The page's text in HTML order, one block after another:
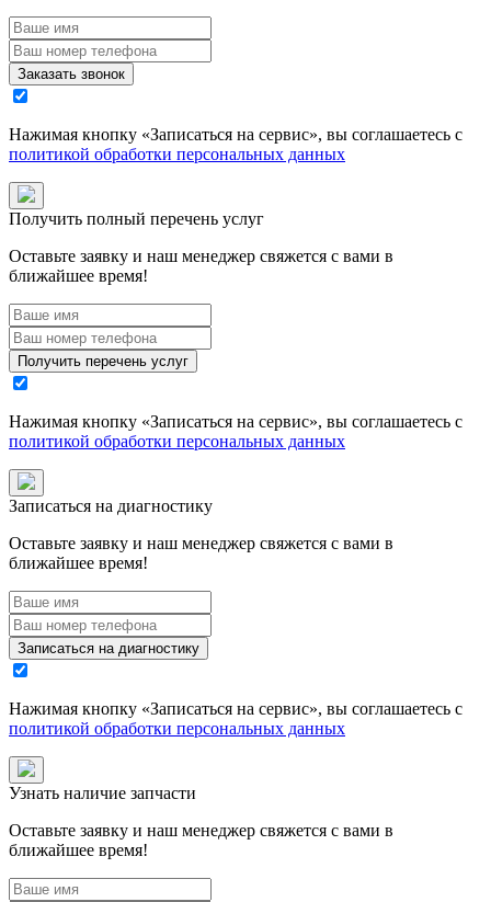
Заказать звонок
Нажимая кнопку «Записаться на сервис», вы соглашаетесь с
политикой обработки персональных данных
Получить полный перечень услуг
Оставьте заявку и наш менеджер свяжется с вами в
ближайшее время!
Получить перечень услуг
Нажимая кнопку «Записаться на сервис», вы соглашаетесь с
политикой обработки персональных данных
Записаться на диагностику
Оставьте заявку и наш менеджер свяжется с вами в
ближайшее время!
Записаться на диагностику
Нажимая кнопку «Записаться на сервис», вы соглашаетесь с
политикой обработки персональных данных
Узнать наличие запчасти
Оставьте заявку и наш менеджер свяжется с вами в
ближайшее время!